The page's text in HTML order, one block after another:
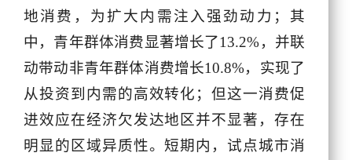
地消费，为扩大内需注入强劲动力；其
中，青年群体消费显著增长了13.2%，并联
动带动非青年群体消费增长10.8%，实现了
从投资到内需的高效转化；但这一消费促
进效应在经济欠发达地区并不显著，存在
明显的区域异质性。短期内，试点城市消